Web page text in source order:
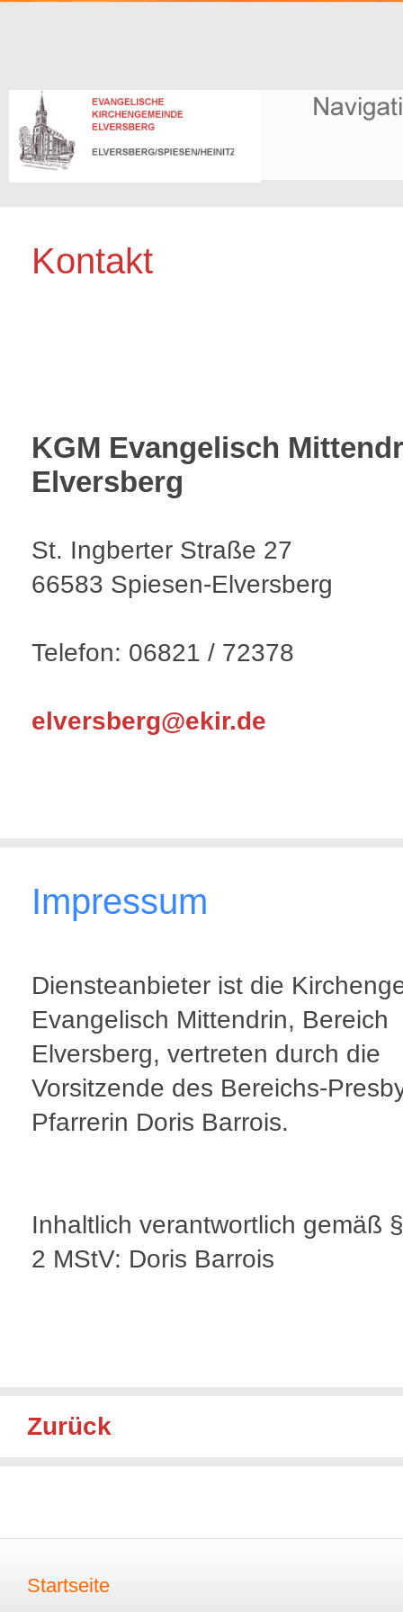
Kontakt
KGM Evangelisch
Elversberg
St. Ingberter Straße 27
66583 Spiesen-Elversberg
Telefon: 06821 / 72378
elversberg@ekir.de
Impressum
Diensteanbieter ist die
Evangelisch Mittendrin, Bereich
Elversberg, vertreten durch die
Vorsitzende des Bereichs-
Pfarrerin Doris Barrois.
Inhaltlich verantwortlich gemäß
2 MStV: Doris Barrois
Zurück
Startseite